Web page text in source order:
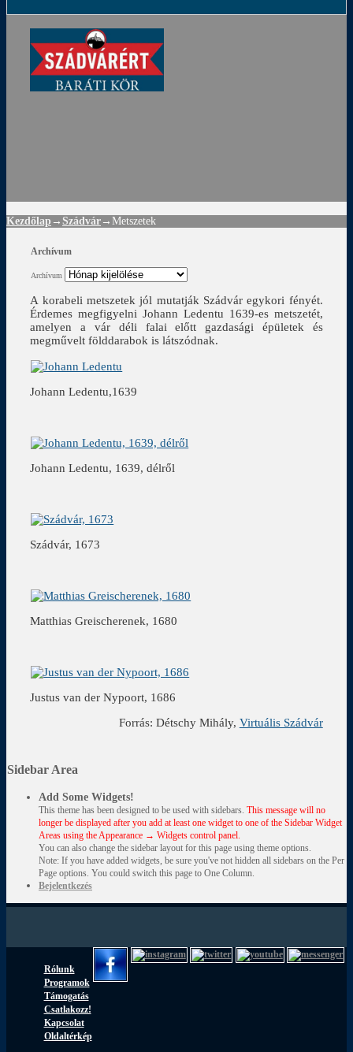
Kezdőlap → Szádvár → Metszetek
Archívum
Archívum
A korabeli metszetek jól mutatják Szádvár egykori fényét.
Érdemes megfigyelni Johann Ledentu 1639-es metszetét,
amelyen a vár déli falai előtt gazdasági épületek és
megművelt földdarabok is látszódnak.
Johann Ledentu,1639
Johann Ledentu, 1639, délről
Szádvár, 1673
Matthias Greischerenek, 1680
Justus van der Nypoort, 1686
Forrás: Détschy Mihály, Virtuális Szádvár
Sidebar Area
Add Some Widgets!
This theme has been designed to be used with sidebars. This message will no
longer be displayed after you add at least one widget to one of the Sidebar Widget
Areas using the Appearance → Widgets control panel.
You can also change the sidebar layout for this page using theme options.
Note: If you have added widgets, be sure you've not hidden all sidebars on the Per
Page options. You could switch this page to One Column.
Bejelentkezés
Rólunk
Programok
Támogatás
Csatlakozz!
Kapcsolat
Oldaltérkép